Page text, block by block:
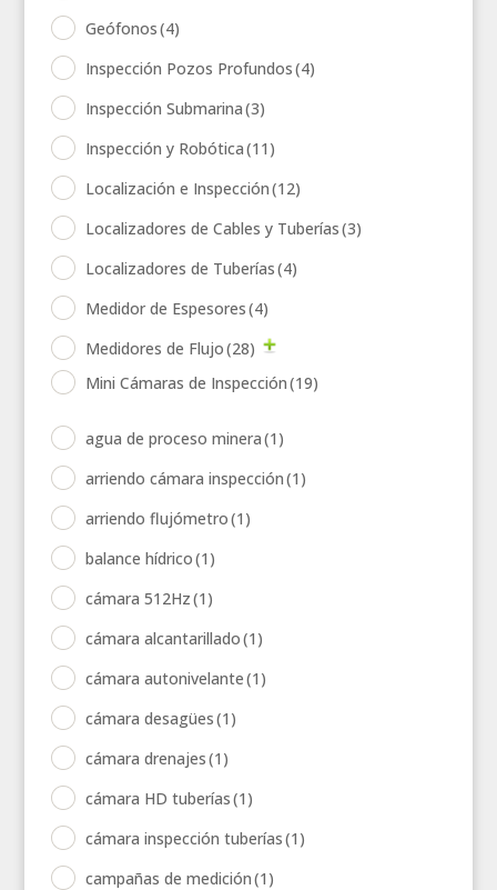
Geófonos(4)
Inspección Pozos Profundos(4)
Inspección Submarina(3)
Inspección y Robótica(11)
Localización e Inspección(12)
Localizadores de Cables y Tuberías(3)
Localizadores de Tuberías(4)
Medidor de Espesores(4)
Medidores de Flujo(28)
Mini Cámaras de Inspección(19)
agua de proceso minera(1)
arriendo cámara inspección(1)
arriendo flujómetro(1)
balance hídrico(1)
cámara 512Hz(1)
cámara alcantarillado(1)
cámara autonivelante(1)
cámara desagües(1)
cámara drenajes(1)
cámara HD tuberías(1)
cámara inspección tuberías(1)
campañas de medición(1)